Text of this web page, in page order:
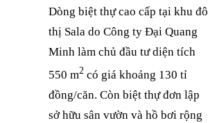
Dòng biệt thự cao cấp tại khu đô
thị Sala do Công ty Đại Quang
Minh làm chủ đầu tư diện tích
550 m2 có giá khoảng 130 tỉ
đồng/căn. Còn biệt thự đơn lập
sở hữu sân vườn và hồ bơi rộng